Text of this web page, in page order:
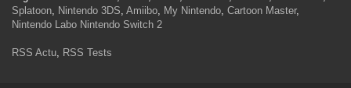
Splatoon, Nintendo 3DS, Amiibo, My Nintendo, Cartoon Master,
Nintendo Labo Nintendo Switch 2
RSS Actu, RSS Tests